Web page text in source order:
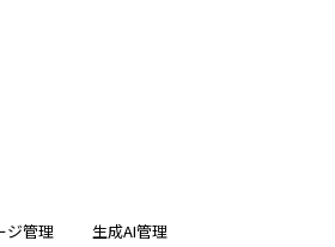
ジ管理 生成AI管理